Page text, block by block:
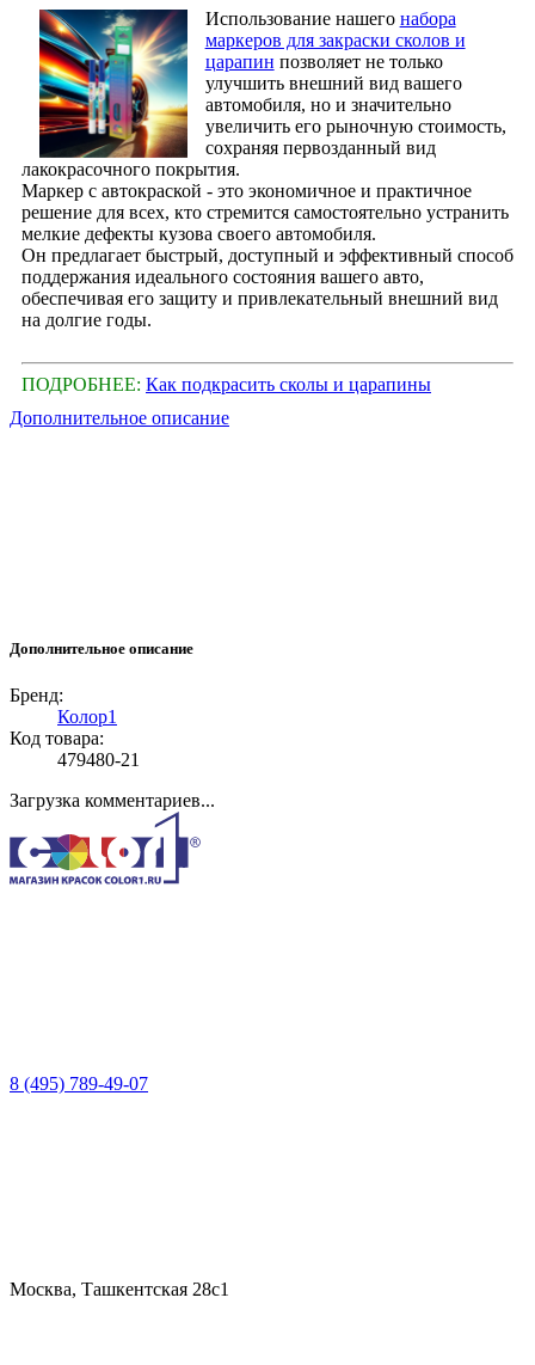
Использование нашего набора
маркеров для закраски сколов и
царапин позволяет не только
улучшить внешний вид вашего
автомобиля, но и значительно
увеличить его рыночную стоимость,
сохраняя первозданный вид
лакокрасочного покрытия.
Маркер с автокраской - это экономичное и практичное
решение для всех, кто стремится самостоятельно устранить
мелкие дефекты кузова своего автомобиля.
Он предлагает быстрый, доступный и эффективный способ
поддержания идеального состояния вашего авто,
обеспечивая его защиту и привлекательный внешний вид
на долгие годы.
ПОДРОБНЕЕ: Как подкрасить сколы и царапины
Дополнительное описание
Дополнительное описание
Бренд:
Колор1
Код товара:
479480-21
Загрузка комментариев...
8 (495) 789-49-07
Москва, Ташкентская 28с1